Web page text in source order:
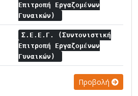
Επιτροπή Εργαζομένων
Γυναικών)
Σ.Ε.Ε.Γ. (Συντονιστική
Επιτροπή Εργαζομένων
Γυναικών)
Προβολή